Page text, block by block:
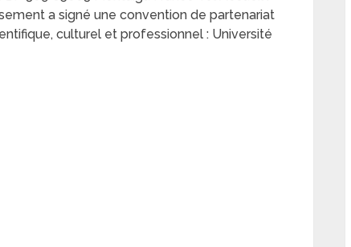
a signé une convention de partenariat
culturel et professionnel : Université